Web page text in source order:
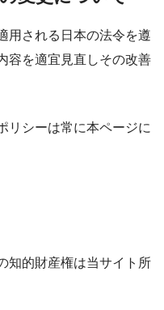
用される日本の法令を遵
容を適宜見直しその改善
リシーは常に本ページに
知的財産権は当サイト所